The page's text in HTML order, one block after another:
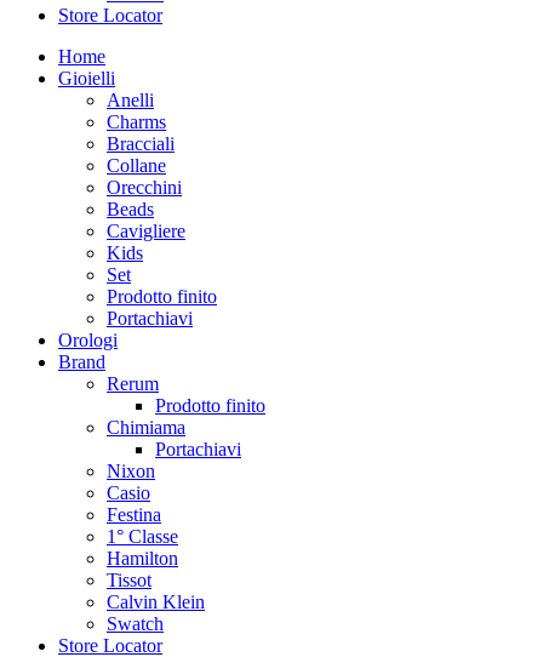
Store Locator
Home
Gioielli
Anelli
Charms
Bracciali
Collane
Orecchini
Beads
Cavigliere
Kids
Set
Prodotto finito
Portachiavi
Orologi
Brand
Rerum
Prodotto finito
Chimiama
Portachiavi
Nixon
Casio
Festina
1° Classe
Hamilton
Tissot
Calvin Klein
Swatch
Store Locator